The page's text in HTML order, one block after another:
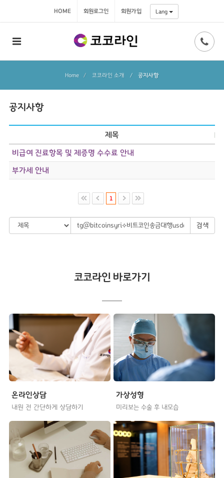
HOME 회원로그인 회원가입 Lang
Home 코코라인 소개 / 공지사항
공지사항
제목
비급여 진료항목 및 제증명 수수료 안내
부가세 안내
1
검색
코코라인 바로가기
온라인상담
내원 전 간단하게 상담하기
가상성형
미리보는 수술 후 내모습